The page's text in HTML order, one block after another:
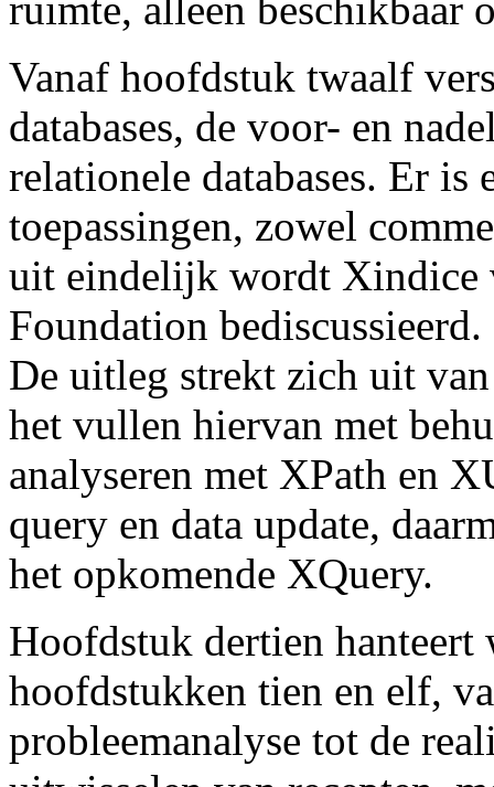
Vanaf hoofdstuk twaalf
databases, de voor- en
relationele databases. Er
toepassingen, zowel
uit eindelijk wordt Xindice
Foundation bediscussieerd.
De uitleg strekt zich uit van
het vullen hiervan met
analyseren met XPath en
query en data update,
het opkomende XQuery.
Hoofdstuk dertien hanteert
hoofdstukken tien en elf,
probleemanalyse tot de